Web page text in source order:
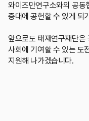
와이즈만연구소와의 공동
증대에 공헌할 수 있게 되
앞으로도 태재연구재단은
사회에 기여할 수 있는 도
지원해 나가겠습니다.